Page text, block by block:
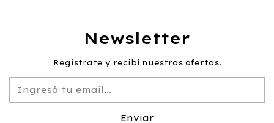
Newsletter
Registrate y recibí nuestras ofertas.